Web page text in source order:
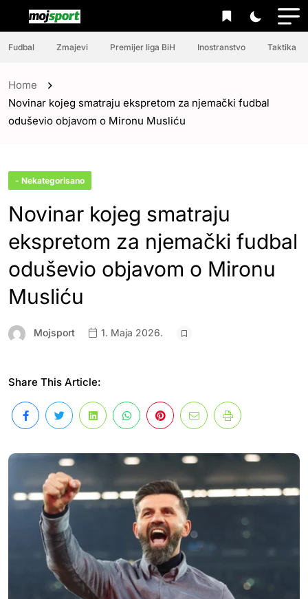
Fudbal Zmajevi Premijer liga BiH Inostranstvo Taktika
Home
Novinar kojeg smatraju ekspretom za njemački fudbal
oduševio objavom o Mironu Musliću
- Nekategorisano
Novinar kojeg smatraju
ekspretom za njemački fudbal
oduševio objavom o Mironu
Musliću
Mojsport 1. Maja 2026.
Share This Article: